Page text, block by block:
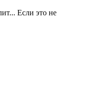
Если это не